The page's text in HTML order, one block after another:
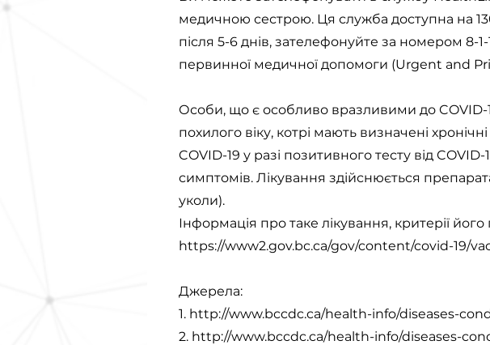
медичною сестрою. Ця служба доступна на
після 5-6 днів, зателефонуйте за номером 8-
первинної медичної допомоги (Urgent and
Особи, що є особливо вразливими до
похилого віку, котрі мають визначені
COVID-19 у разі позитивного тесту від
симптомів. Лікування здійснюється
уколи).
Інформація про таке лікування, критерії
https://www2.gov.bc.ca/gov/content/covid-19/
Джерела:
1. http://www.bccdc.ca/health-info/diseases-
2. http://www.bccdc.ca/health-info/diseases-